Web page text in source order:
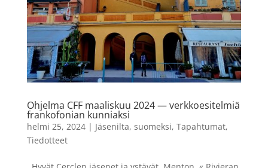
Ohjelma CFF maaliskuu 2024 — verkkoesitelmiä
frankofonian kunniaksi
helmi 25, 2024| Jäsenilta, suomeksi, Tapahtumat,
Tiedotteet